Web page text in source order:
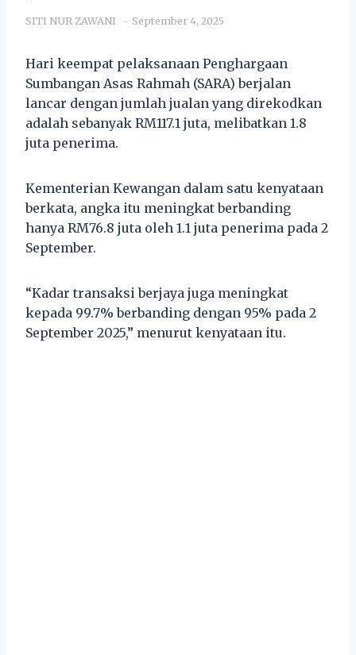
SITI NUR ZAWANI September 4, 2025
Hari keempat pelaksanaan Penghargaan
Sumbangan Asas Rahmah (SARA) berjalan
lancar dengan jumlah jualan yang direkodkan
adalah sebanyak RM117.1 juta, melibatkan 1.8
juta penerima.
Kementerian Kewangan dalam satu kenyataan
berkata, angka itu meningkat berbanding
hanya RM76.8 juta oleh 1.1 juta penerima pada 2
September.
“Kadar transaksi berjaya juga meningkat
kepada 99.7% berbanding dengan 95% pada 2
September 2025,” menurut kenyataan itu.